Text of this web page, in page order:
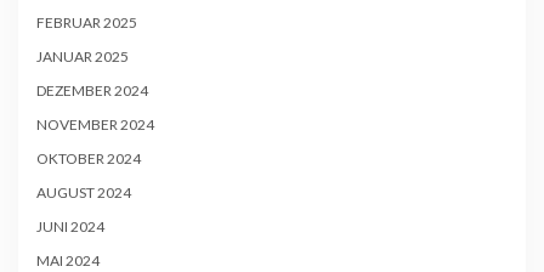
FEBRUAR 2025
JANUAR 2025
DEZEMBER 2024
NOVEMBER 2024
OKTOBER 2024
AUGUST 2024
JUNI 2024
MAI 2024